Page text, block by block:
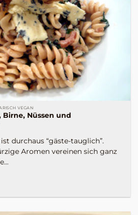
VEGAN
Nüssen und
durchaus “gäste-tauglich”.
Aromen vereinen sich ganz